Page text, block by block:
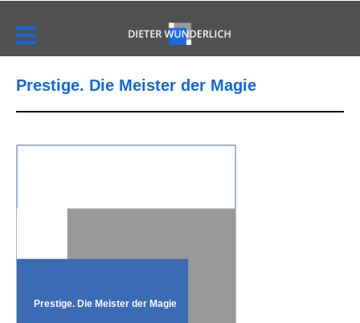
Prestige. Die Meister der Magie
Prestige. Die Meister der Magie